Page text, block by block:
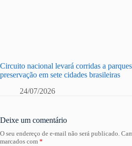
Circuito nacional levará corridas a
preservação em sete cidades brasileiras
24/07/2026
Deixe um comentário
O seu endereço de e-mail não será publicado.
marcados com *